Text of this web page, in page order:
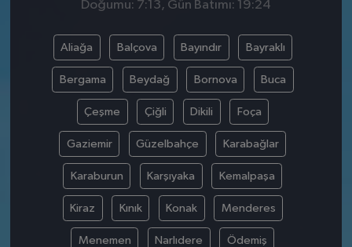
Doğumu: 7:13, Gün Batımı: 19:24
Aliağa Balçova Bayındır Bayraklı
Bergama Beydağ Bornova Buca
Çeşme Çiğli Dikili Foça
Gaziemir Güzelbahçe Karabağlar
Karaburun Karşıyaka Kemalpaşa
Kiraz Kınık Konak Menderes
Menemen Narlıdere Ödemiş